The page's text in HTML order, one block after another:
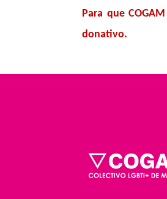
Para que
donativo.